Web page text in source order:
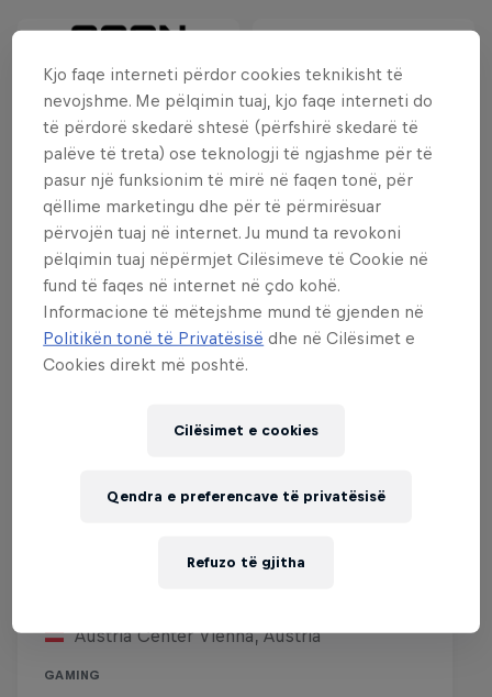
Evente të ngjashme
Red Bull Reshuffle
Austria Center Vienna, Austria
GAMING
Kjo faqe interneti përdor cookies teknikisht të
nevojshme. Me pëlqimin tuaj, kjo faqe interneti do
të përdorë skedarë shtesë (përfshirë skedarë të
palëve të treta) ose teknologji të ngjashme për të
pasur një funksionim të mirë në faqen tonë, për
qëllime marketingu dhe për të përmirësuar
përvojën tuaj në internet. Ju mund ta revokoni
pëlqimin tuaj nëpërmjet Cilësimeve të Cookie në
fund të faqes në internet në çdo kohë.
Informacione të mëtejshme mund të gjenden në
Politikën tonë të Privatësisë dhe në Cilësimet e
Cookies direkt më poshtë.
Cilësimet e cookies
Refuzo të gjitha
Qendra e preferencave të privatësisë